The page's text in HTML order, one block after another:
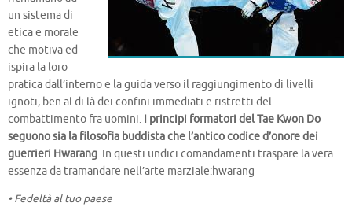
un sistema di
etica e morale
che motiva ed
ispira la loro
pratica dall’interno e la guida verso il raggiungimento di livelli
ignoti, ben al di là dei confini immediati e ristretti del
combattimento fra uomini. I principi formatori del Tae Kwon Do
seguono sia la filosofia buddista che l’antico codice d’onore dei
guerrieri Hwarang. In questi undici comandamenti traspare la vera
essenza da tramandare nell’arte marziale:hwarang
• Fedeltà al tuo paese